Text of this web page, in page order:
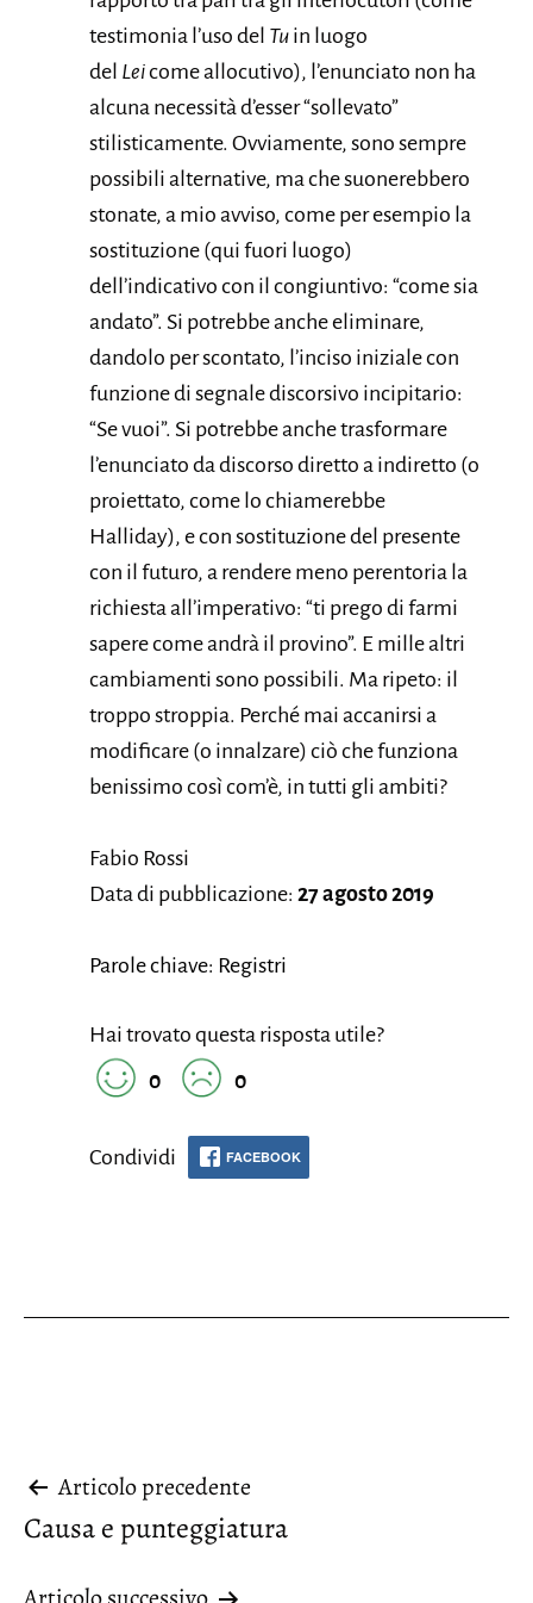
testimonia l’uso del Tu in luogo
del Leicome allocutivo), l’enunciato non ha
alcuna necessità d’esser “sollevato”
stilisticamente. Ovviamente, sono sempre
possibili alternative, ma che suonerebbero
stonate, a mio avviso, come per esempio la
sostituzione (qui fuori luogo)
dell’indicativo con il congiuntivo: “come sia
andato”. Si potrebbe anche eliminare,
dandolo per scontato, l’inciso iniziale con
funzione di segnale discorsivo incipitario:
“Se vuoi”. Si potrebbe anche trasformare
l’enunciato da discorso diretto a indiretto (o
proiettato, come lo chiamerebbe
Halliday), e con sostituzione del presente
con il futuro, a rendere meno perentoria la
richiesta all’imperativo: “ti prego di farmi
sapere come andrà il provino”. E mille altri
cambiamenti sono possibili. Ma ripeto: il
troppo stroppia. Perché mai accanirsi a
modificare (o innalzare) ciò che funziona
benissimo così com’è, in tutti gli ambiti?
Fabio Rossi
Data di pubblicazione: 27 agosto 2019
Parole chiave: Registri
Hai trovato questa risposta utile?
0
0
Condividi FACEBOOK
Navigazione
articoli
Articolo precedente
Causa e punteggiatura